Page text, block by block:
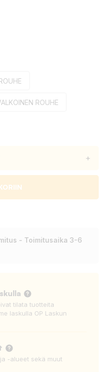
ROUHE
+
- Toimitusaika 3-6
tilata tuotteita
laskulla OP Laskun
-alueet sekä muut